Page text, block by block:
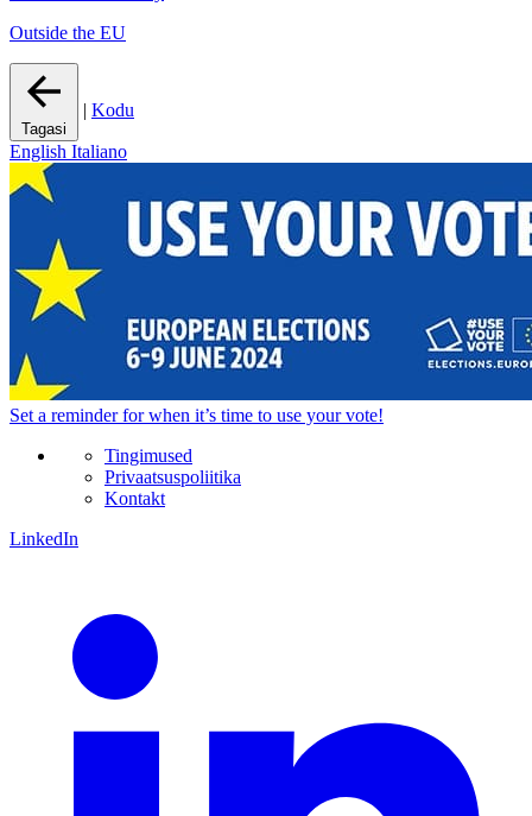
Outside the EU
Tagasi
| Kodu
English Italiano
Set a reminderfor when it’s time to use your vote!
Tingimused
Privaatsuspoliitika
Kontakt
LinkedIn